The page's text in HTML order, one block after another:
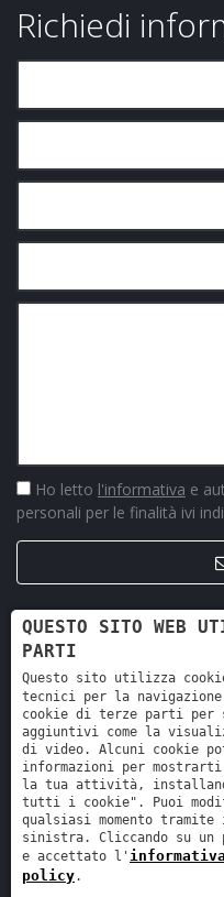
Richiedi
Ho letto l'informativa e
personali per le finalità ivi
Retro Ricambi srl - REA
Informativa
QUESTO SITO WEB
PARTI
Questo sito utilizza
tecnici per la
cookie di terze parti per
aggiuntivi come la
di video. Alcuni cookie
informazioni per
la tua attività,
tutti i cookie". Puoi
qualsiasi momento
sinistra. Cliccando su un
e accettato l'
policy.